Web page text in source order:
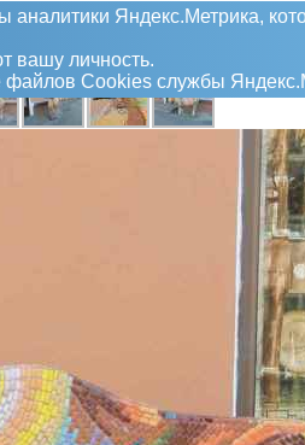
Яндекс.Метрика,
вашу личность.
файлов Сookies службы